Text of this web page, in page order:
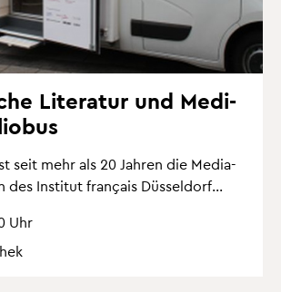
Li­te­ra­tur und Me­di­
seit mehr als 20 Jah­ren die Me­dia­
des In­sti­tut français Düs­sel­dorf...
Uhr